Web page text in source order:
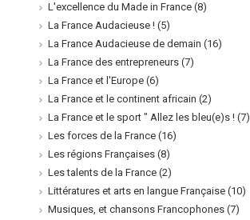
L'excellence du Made in France (8)
La France Audacieuse ! (5)
La France Audacieuse de demain (16)
La France des entrepreneurs (7)
La France et l'Europe (6)
La France et le continent africain (2)
La France et le sport " Allez les bleu(e)s ! (7)
Les forces de la France (16)
Les régions Françaises (8)
Les talents de la France (2)
Littératures et arts en langue Française (10)
Musiques, et chansons Francophones (7)